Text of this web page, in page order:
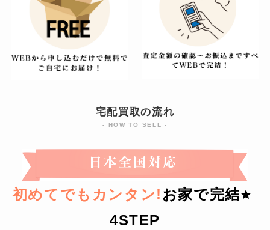
宅配買取の流れ
- HOW TO SELL -
初めてでもカンタン! お家で完結
4STEP